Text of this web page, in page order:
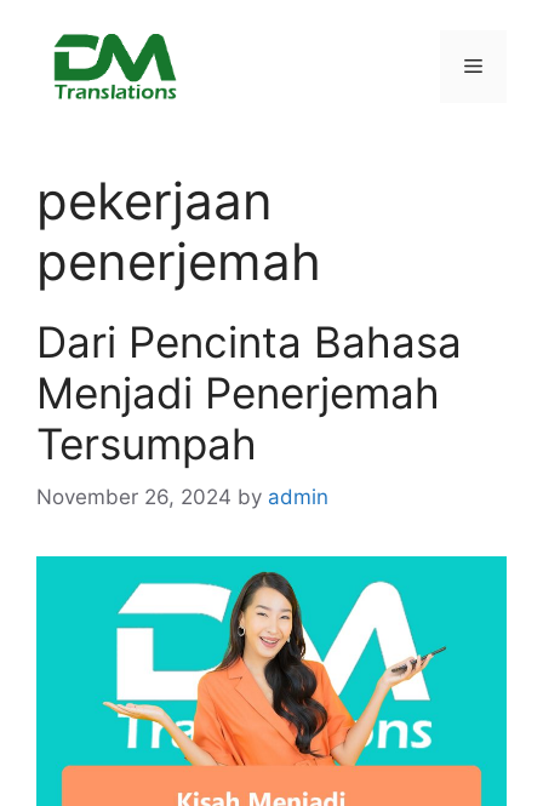
content
Menu
pekerjaan
penerjemah
Dari Pencinta Bahasa
Menjadi Penerjemah
Tersumpah
November 26, 2024 by admin